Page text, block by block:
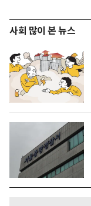
사회 많이 본 뉴스